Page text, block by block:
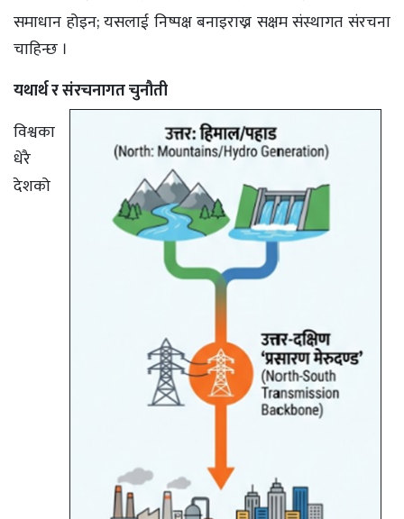
समाधान होइन; यसलाई निष्पक्ष बनाइराख्न सक्षम संस्थागत संरचना
चाहिन्छ ।
यथार्थ र संरचनागत चुनौती
विश्वका
धेरै
देशको